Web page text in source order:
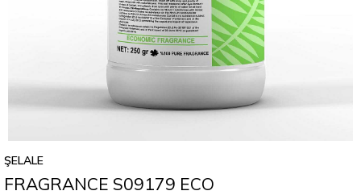
ŞELALE
FRAGRANCE S09179 ECO